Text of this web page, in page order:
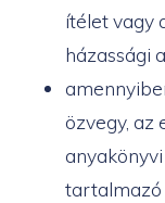
ítélet vagy
házassági
özvegy, az
tartalmazó